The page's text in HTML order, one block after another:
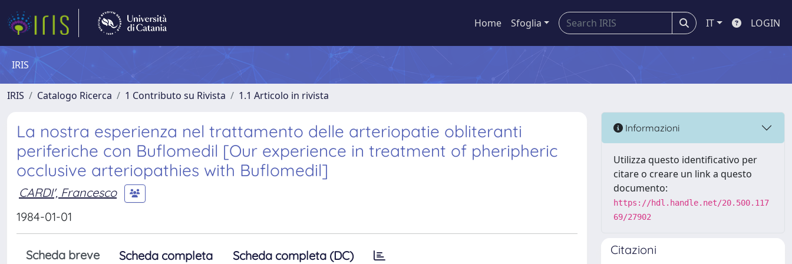
Home Sfoglia IT LOGIN
IRIS
IRIS Catalogo Ricerca 1 Contributo su Rivista 1.1 Articolo in rivista
La nostra esperienza nel trattamento delle arteriopatie obliteranti
periferiche con Buflomedil [Our experience in treatment of pheripheric
occlusive arteriopathies with Buflomedil]
CARDI', Francesco
1984-01-01
Scheda breve Scheda completa Scheda completa (DC)
Informazioni
Utilizza questo identificativo per
citare o creare un link a questo
documento:
https://hdl.handle.net/20.500.117
69/27902
Citazioni